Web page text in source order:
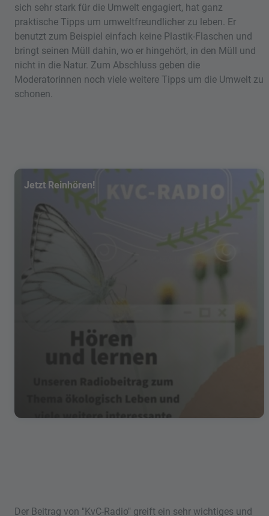
sich sehr stark für die Umwelt engagiert, hat ganz
praktische Tipps um umweltfreundlicher zu leben. Er
benutzt zum Beispiel einfach keine Plastik-Flaschen und
bringt seinen Müll dahin, wo er hingehört, in den Müll und
nicht in die Natur. Zum Abschluss geben die
Moderatorinnen noch viele weitere Tipps um die Umwelt zu
schonen.
Jetzt Reinhören!
Der Beitrag von "KvC-Radio" greift ein sehr wichtiges und